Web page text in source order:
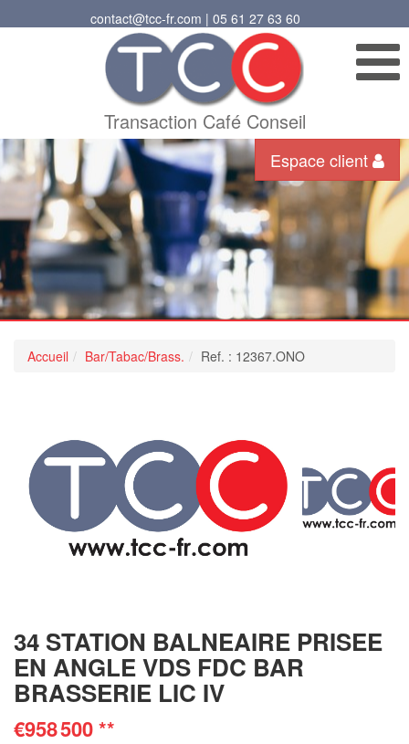
contact@tcc-fr.com | 05 61 27 63 60
Transaction Café Conseil
Espace client
Accueil Bar/Tabac/Brass. Ref. : 12367.ONO
34 STATION BALNEAIRE PRISEE
EN ANGLE VDS FDC BAR
BRASSERIE LIC IV
€958 500**